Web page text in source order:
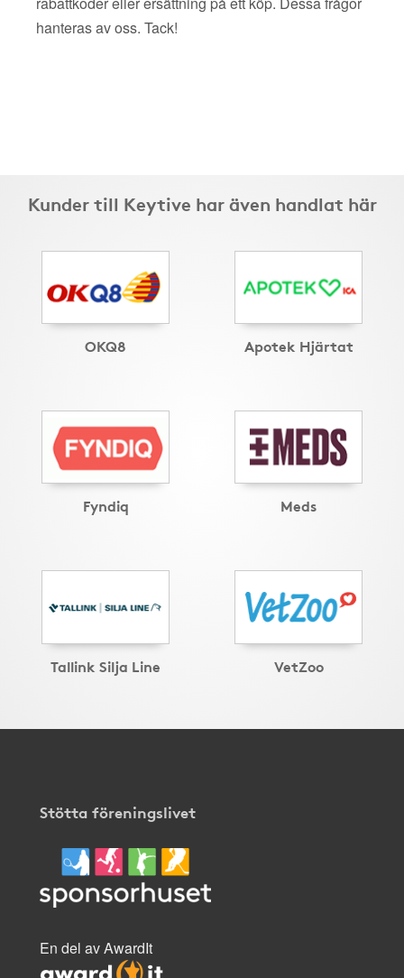
hanteras av oss. Tack!
Kunder till Keytive har även handlat här
OKQ8 Apotek Hjärtat
Fyndiq Meds
Tallink Silja Line VetZoo
Stötta föreningslivet
En del av AwardIt